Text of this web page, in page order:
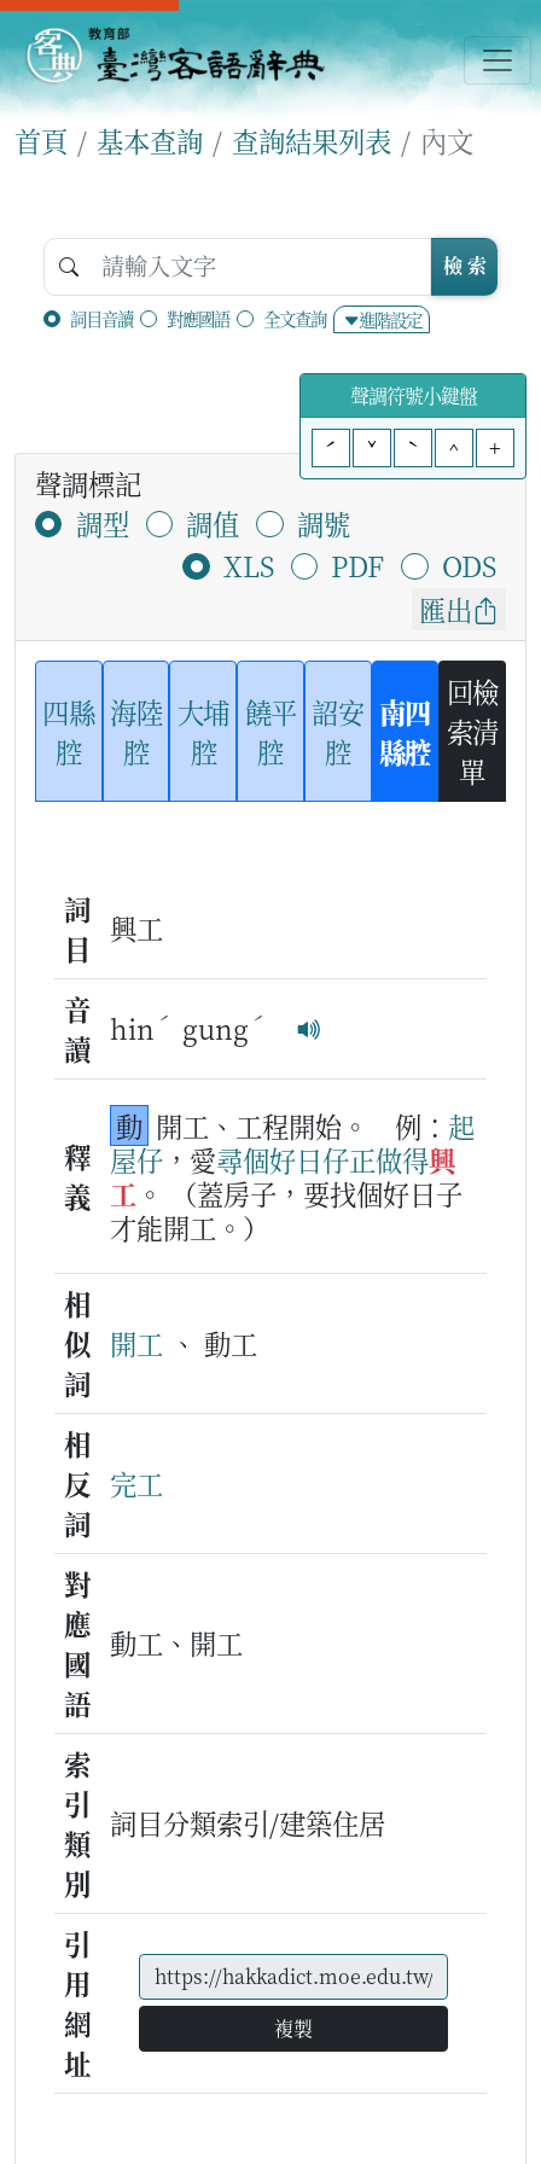
首頁 基本查詢 查詢結果列表 內文
詞目音讀 對應國語 全文查詢 進階設定
檢 索
聲調符號小鍵盤
ˊ
ˇ ˋ ^ +
聲調標記
調型
調值
調號
XLS
PDF
ODS
匯出
四縣
腔
海陸
腔
大埔
腔
饒平
腔
詔安
腔
南四
縣腔
回檢
索清
單
詞
目
興工
音
讀
hin ˊ gung ˊ
釋
義
動 開工、工程開始。 例： 起
屋仔 ，愛尋個好日仔正做得興
工 。
（蓋房子，要找個好日子
才能開工。）
相
似
詞
開工 、 動工
相
反
詞
完工
對
應
國
語
動工、開工
索
引
類
別
詞目分類索引/建築住居
引
用
網
址
複製